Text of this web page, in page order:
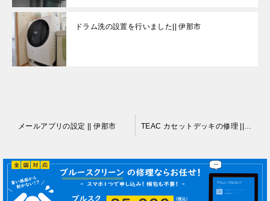
ドラム洗の設置を行いました|| 伊那市
ナ
ビ
メールアプリの設定 || 伊那市 TEAC カセットデッキの修理 || 伊那市